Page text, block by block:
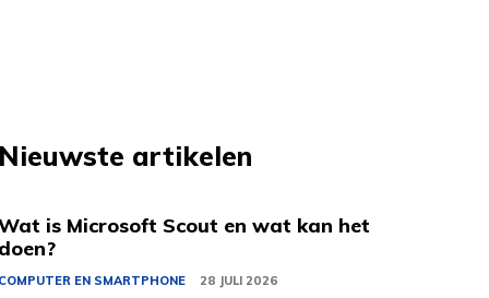
Nieuwste artikelen
is Microsoft Scout en wat kan het
doen?
COMPUTER EN SMARTPHONE 28 JULI 2026